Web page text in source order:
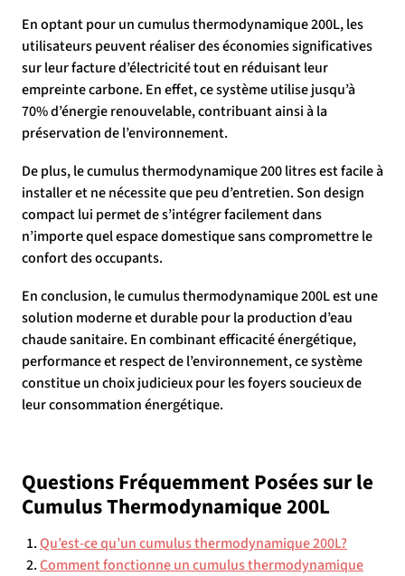
En optant pour un cumulus thermodynamique 200L, les
utilisateurs peuvent réaliser des économies significatives
sur leur facture d’électricité tout en réduisant leur
empreinte carbone. En effet, ce système utilise jusqu’à
70% d’énergie renouvelable, contribuant ainsi à la
préservation de l’environnement.
De plus, le cumulus thermodynamique 200 litres est facile à
installer et ne nécessite que peu d’entretien. Son design
compact lui permet de s’intégrer facilement dans
n’importe quel espace domestique sans compromettre le
confort des occupants.
En conclusion, le cumulus thermodynamique 200L est une
solution moderne et durable pour la production d’eau
chaude sanitaire. En combinant efficacité énergétique,
performance et respect de l’environnement, ce système
constitue un choix judicieux pour les foyers soucieux de
leur consommation énergétique.
Questions Fréquemment Posées sur le
Cumulus Thermodynamique 200L
Qu’est-ce qu’un cumulus thermodynamique 200L?
Comment fonctionne un cumulus thermodynamique